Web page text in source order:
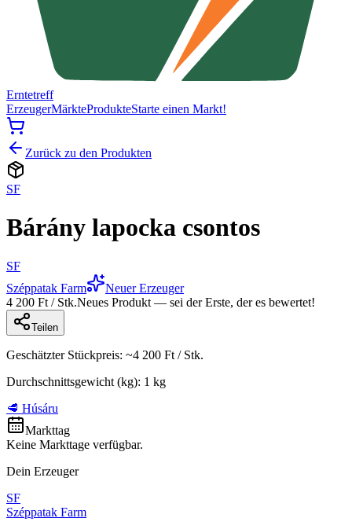
Erntetreff
ErzeugerMärkteProdukteStarte einen Markt!
Zurück zu den Produkten
SF
Bárány lapocka csontos
SF
Széppatak Farm
Neuer Erzeuger
4 200 Ft / Stk.Neues Produkt — sei der Erste, der es bewertet!
Teilen
Geschätzter Stückpreis: ~4 200 Ft / Stk.
Durchschnittsgewicht (kg): 1 kg
🥩 Húsáru
Markttag
Keine Markttage verfügbar.
Dein Erzeuger
SF
Széppatak Farm